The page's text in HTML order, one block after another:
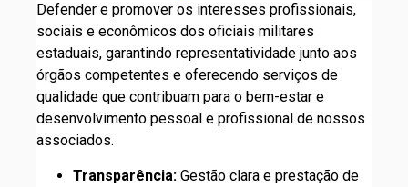
Defender e promover os interesses profissionais,
sociais e econômicos dos oficiais militares
estaduais, garantindo representatividade junto aos
órgãos competentes e oferecendo serviços de
qualidade que contribuam para o bem-estar e
desenvolvimento pessoal e profissional de nossos
associados.
Transparência: Gestão clara e prestação de